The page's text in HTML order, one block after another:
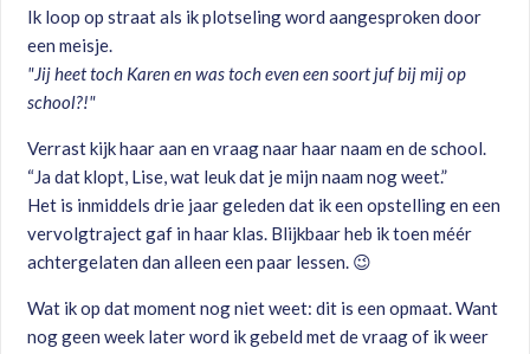
Ik loop op straat als ik plotseling word aangesproken door
een meisje.
"Jij heet toch Karen en was toch even een soort juf bij mij op
school?!"
Verrast kijk haar aan en vraag naar haar naam en de school.
“Ja dat klopt, Lise, wat leuk dat je mijn naam nog weet.”
Het is inmiddels drie jaar geleden dat ik een opstelling en een
vervolgtraject gaf in haar klas. Blijkbaar heb ik toen méér
achtergelaten dan alleen een paar lessen. 😉
Wat ik op dat moment nog niet weet: dit is een opmaat. Want
nog geen week later word ik gebeld met de vraag of ik weer